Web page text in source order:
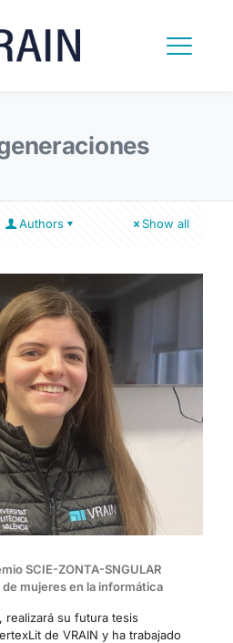
Authors Show all
SCIE-ZONTA-SNGULAR
mujeres en la informática
realizará su futura tesis
de VRAIN y ha trabajado